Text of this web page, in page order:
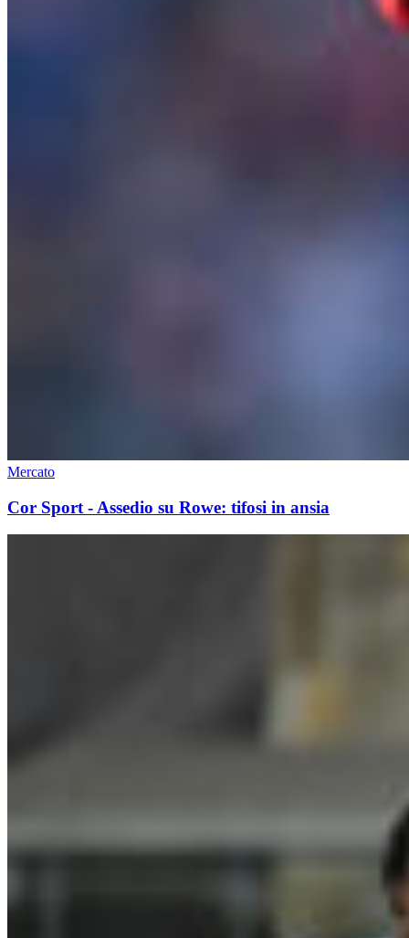
Mercato
Cor Sport - Assedio su Rowe: tifosi in ansia